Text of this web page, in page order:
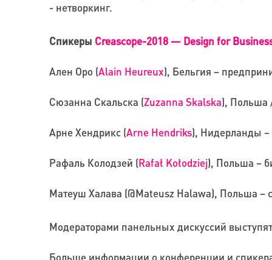
- нетворкинг.
Спикеры Creascope-2018 — Design for
Ален Оро (Alain Heureux), Бельгия –
Сюзанна Скальска (Zuzanna Skalska), Польша
Арне Хендрикс (Arne Hendriks), Нидерланды –
Рафаль Колодзей (Rafał Kołodziej), Польша –
Матеуш Халава (@Mateusz Halawa), Польша –
Модераторами панельных дискуссий
Больше информации о конференции и